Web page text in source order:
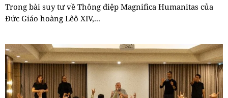
Trong bài suy tư về Thông điệp Magnifica Humanitas của
Đức Giáo hoàng Lêô XIV,...